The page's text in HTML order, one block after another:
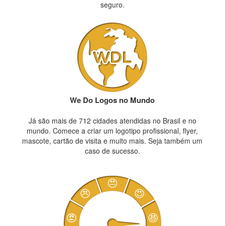
seguro.
We Do Logos no Mundo
Já são mais de 712 cidades atendidas no Brasil e no
mundo. Comece a criar um logotipo profissional, flyer,
mascote, cartão de visita e muito mais. Seja também um
caso de sucesso.